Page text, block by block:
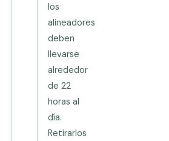
los
alineadores
deben
llevarse
alrededor
de 22
horas al
día.
Retirarlos